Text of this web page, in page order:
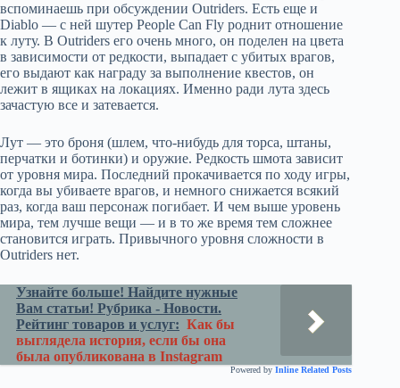
вспоминаешь при обсуждении Outriders. Есть еще и
Diablo — с ней шутер People Can Fly роднит отношение
к луту. В Outriders его очень много, он поделен на цвета
в зависимости от редкости, выпадает с убитых врагов,
его выдают как награду за выполнение квестов, он
лежит в ящиках на локациях. Именно ради лута здесь
зачастую все и затевается.
Лут — это броня (шлем, что-нибудь для торса, штаны,
перчатки и ботинки) и оружие. Редкость шмота зависит
от уровня мира. Последний прокачивается по ходу игры,
когда вы убиваете врагов, и немного снижается всякий
раз, когда ваш персонаж погибает. И чем выше уровень
мира, тем лучше вещи — и в то же время тем сложнее
становится играть. Привычного уровня сложности в
Outriders нет.
Узнайте больше! Найдите нужные
Вам статьи! Рубрика - Новости.
Рейтинг товаров и услуг: Как бы
выглядела история, если бы она
была опубликована в Instagram
Powered by Inline Related Posts